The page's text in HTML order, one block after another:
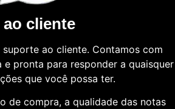
cliente
ao cliente. Contamos com
e pronta para responder a quaisquer
que você possa ter.
de compra, a qualidade das notas